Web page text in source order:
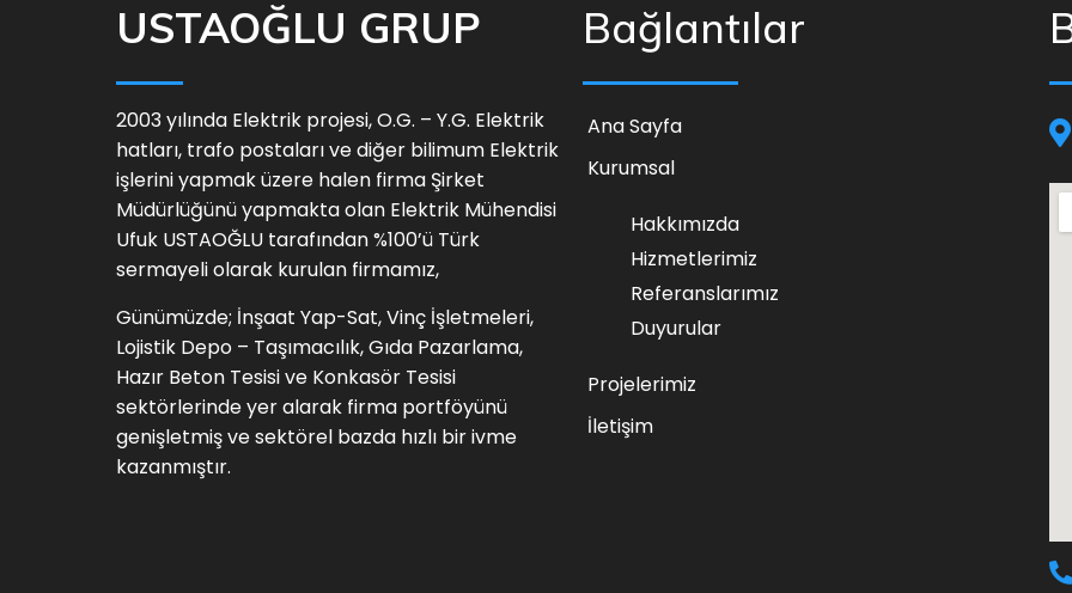
USTAOĞLU GRUP
2003 yılında Elektrik projesi, O.G. – Y.G. Elektrik
hatları, trafo postaları ve diğer bilimum Elektrik
işlerini yapmak üzere halen firma Şirket
Müdürlüğünü yapmakta olan Elektrik Mühendisi
Ufuk USTAOĞLU tarafından %100’ü Türk
sermayeli olarak kurulan firmamız,
Günümüzde; İnşaat Yap-Sat, Vinç İşletmeleri,
Lojistik Depo – Taşımacılık, Gıda Pazarlama,
Hazır Beton Tesisi ve Konkasör Tesisi
sektörlerinde yer alarak firma portföyünü
genişletmiş ve sektörel bazda hızlı bir ivme
kazanmıştır.
Bağlantılar
Ana Sayfa
Kurumsal
Hakkımızda
Hizmetlerimiz
Referanslarımız
Duyurular
Projelerimiz
İletişim